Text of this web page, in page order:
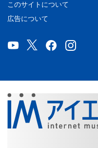
このサイトについて
広告について